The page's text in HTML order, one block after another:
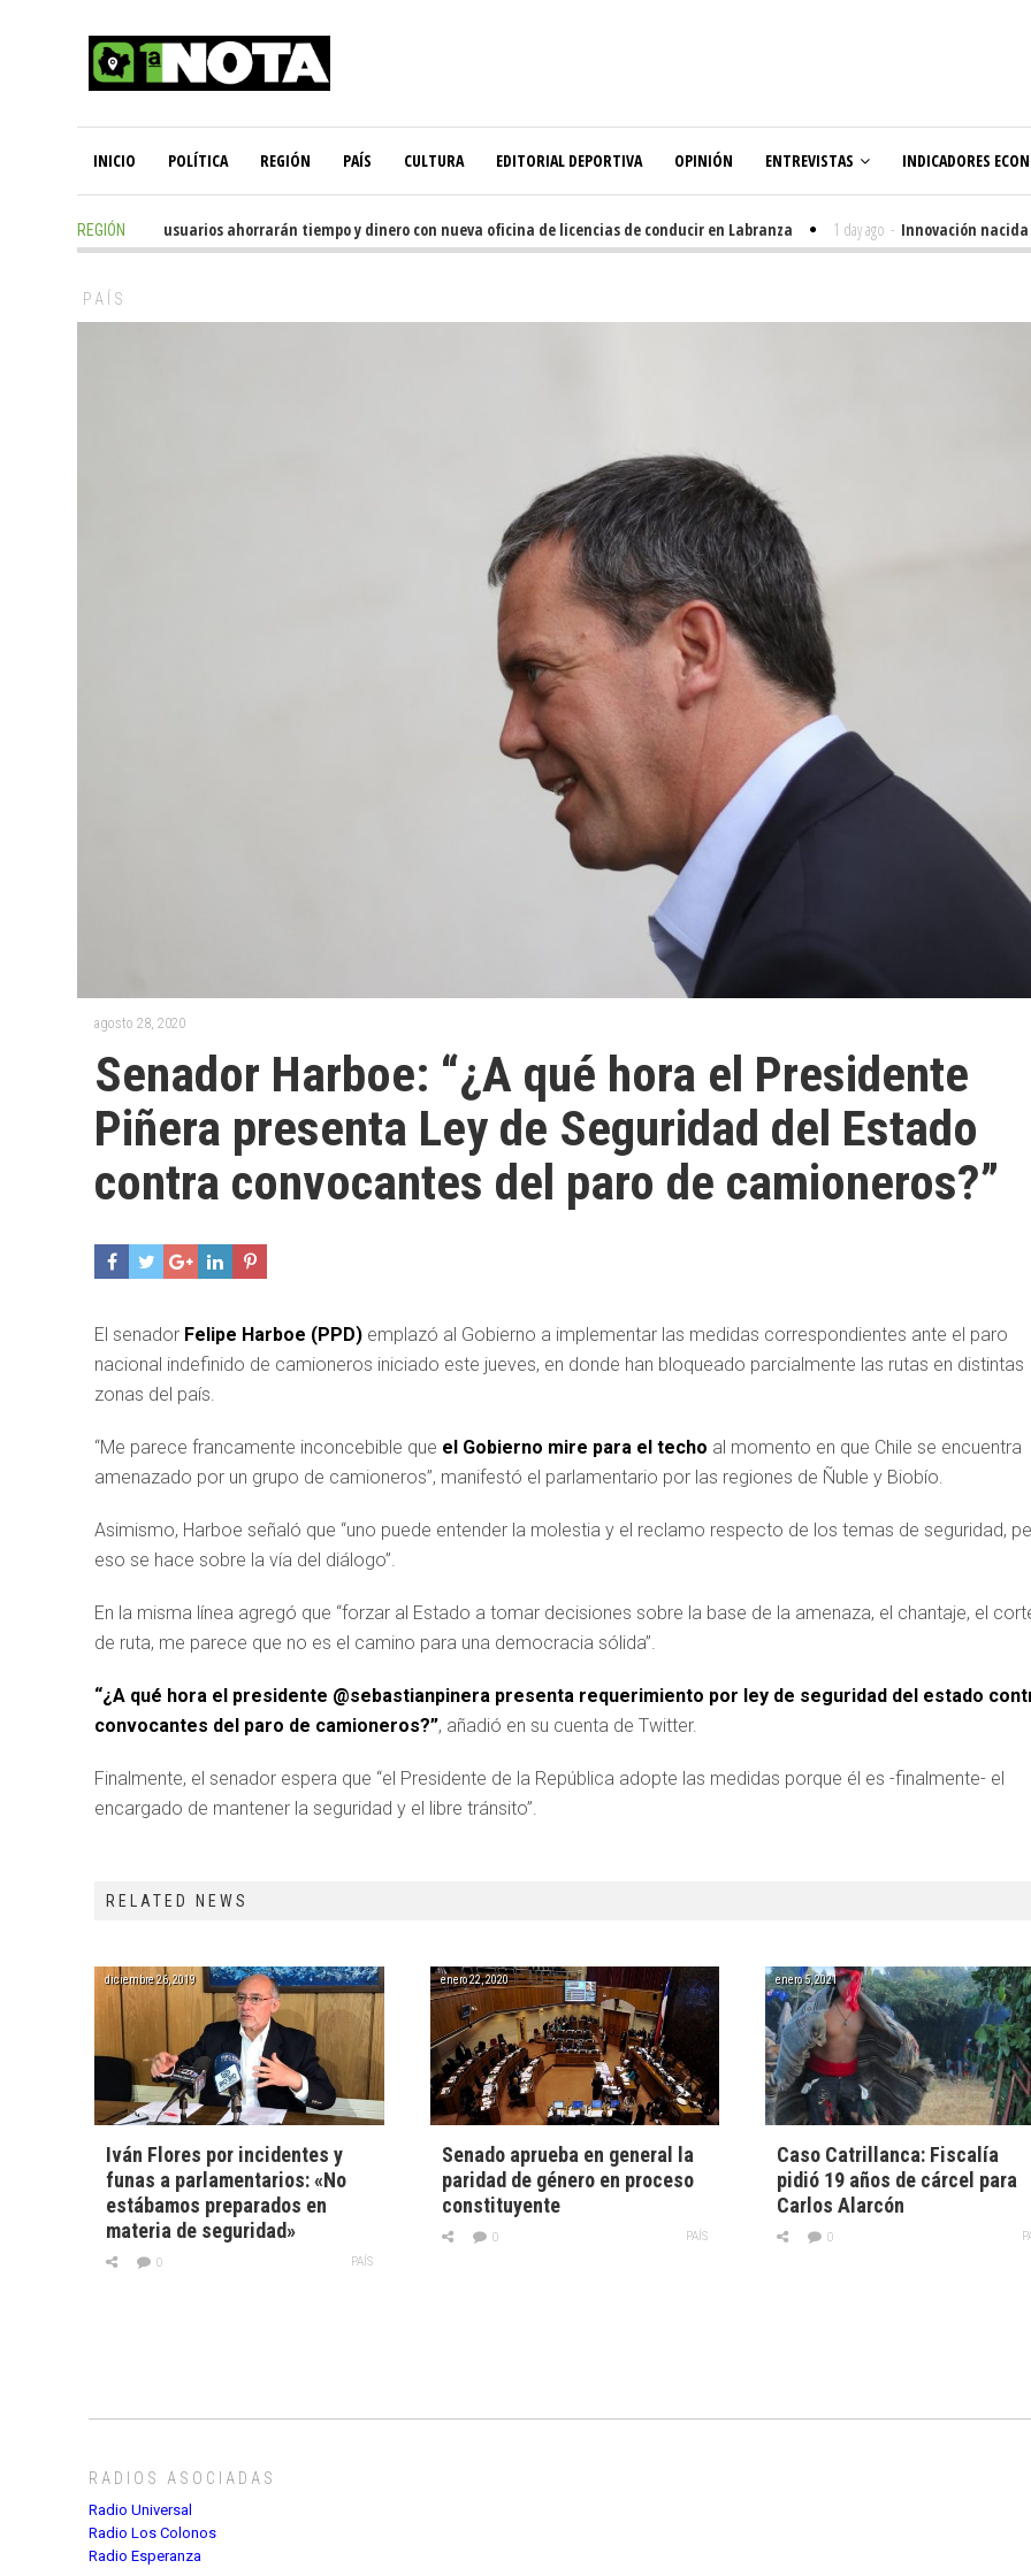
INICIO POLÍTICA REGIÓN PAÍS CULTURA EDITORIAL DEPORTIVA OPINIÓN ENTREVISTAS INDICADORES
REGIÓN
Miles de usuarios ahorrarán tiempo y dinero con nueva oficina de licencias de conducir en Labranza 1 day ago - Innovación nacida
PAÍS
agosto 28, 2020
Senador Harboe: “¿A qué hora el Presidente
Piñera presenta Ley de Seguridad del Estado
contra convocantes del paro de camioneros?”
El senador Felipe Harboe (PPD) emplazó al Gobierno a implementar las medidas correspondientes ante el paro
nacional indefinido de camioneros iniciado este jueves, en donde han bloqueado parcialmente las rutas en distintas
zonas del país.
“Me parece francamente inconcebible que el Gobierno mire para el techo al momento en que Chile se encuentra
amenazado por un grupo de camioneros”, manifestó el parlamentario por las regiones de Ñuble y Biobío.
Asimismo, Harboe señaló que “uno puede entender la molestia y el reclamo respecto de los temas de seguridad,
eso se hace sobre la vía del diálogo”.
En la misma línea agregó que “forzar al Estado a tomar decisiones sobre la base de la amenaza, el chantaje, el
de ruta, me parece que no es el camino para una democracia sólida”.
“¿A qué hora el presidente @sebastianpinera presenta requerimiento por ley de seguridad del estado
convocantes del paro de camioneros?”, añadió en su cuenta de Twitter.
Finalmente, el senador espera que “el Presidente de la República adopte las medidas porque él es -finalmente- el
encargado de mantener la seguridad y el libre tránsito”.
RELATED NEWS
diciembre 26, 2019
Iván Flores por incidentes y
funas a parlamentarios: «No
estábamos preparados en
materia de seguridad»
PAÍS
0
enero 22, 2020
Senado aprueba en general la
paridad de género en proceso
constituyente
PAÍS
0
enero 5, 2021
Caso Catrillanca: Fiscalía
pidió 19 años de cárcel para
Carlos Alarcón
0
RADIOS ASOCIADAS
Radio Universal
Radio Los Colonos
Radio Esperanza